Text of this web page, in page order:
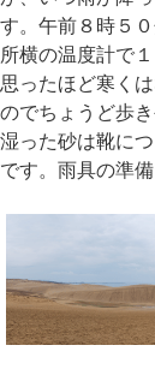
す。午前８時５
所横の温度計で
思ったほど寒く
のでちょうど歩
湿った砂は靴に
です。雨具の準